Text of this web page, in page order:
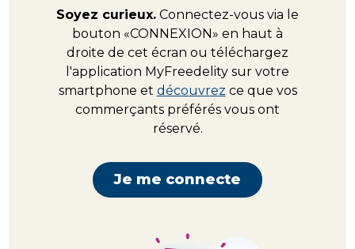
Soyez curieux. Connectez-vous via le
bouton «CONNEXION» en haut à
droite de cet écran ou téléchargez
l'application MyFreedelity sur votre
smartphone et découvrez ce que vos
commerçants préférés vous ont
réservé.
Je me connecte